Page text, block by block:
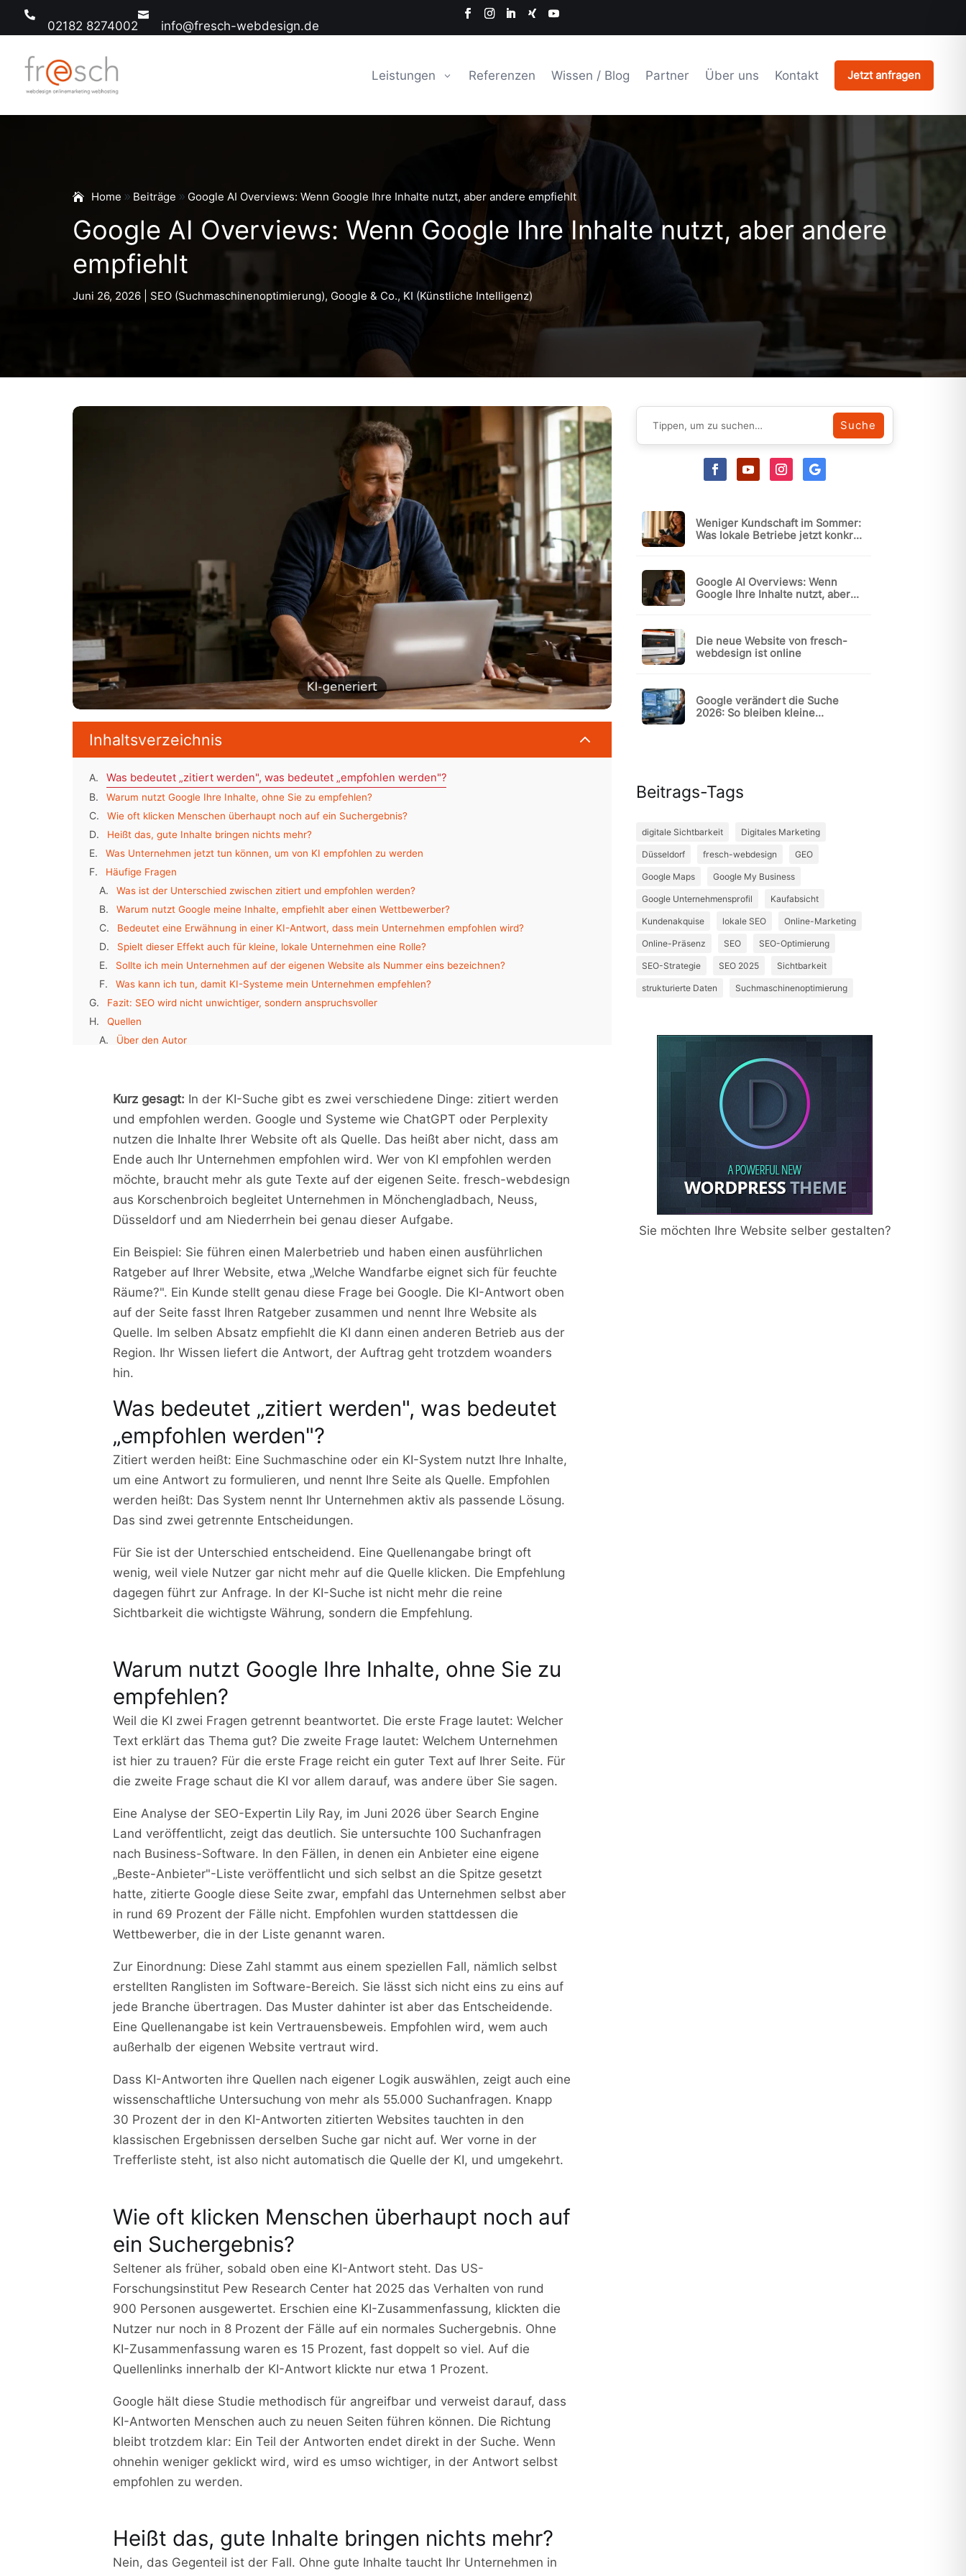

02182 8274002

info@fresch-webdesign.de
Leistungen Referenzen Wissen / Blog Partner Über uns Kontakt Jetzt anfragen
Home Beiträge Google AI Overviews: Wenn Google Ihre Inhalte nutzt, aber andere empfiehlt
Google AI Overviews: Wenn Google Ihre Inhalte nutzt, aber andere
empfiehlt
Juni 26, 2026| SEO (Suchmaschinenoptimierung), Google & Co., KI (Künstliche Intelligenz)
Inhaltsverzeichnis 2
Was bedeutet „zitiert werden", was bedeutet „empfohlen werden"?
Warum nutzt Google Ihre Inhalte, ohne Sie zu empfehlen?
Wie oft klicken Menschen überhaupt noch auf ein Suchergebnis?
Heißt das, gute Inhalte bringen nichts mehr?
Was Unternehmen jetzt tun können, um von KI empfohlen zu werden
Häufige Fragen
Was ist der Unterschied zwischen zitiert und empfohlen werden?
Warum nutzt Google meine Inhalte, empfiehlt aber einen Wettbewerber?
Bedeutet eine Erwähnung in einer KI-Antwort, dass mein Unternehmen empfohlen wird?
Spielt dieser Effekt auch für kleine, lokale Unternehmen eine Rolle?
Sollte ich mein Unternehmen auf der eigenen Website als Nummer eins bezeichnen?
Was kann ich tun, damit KI-Systeme mein Unternehmen empfehlen?
Fazit: SEO wird nicht unwichtiger, sondern anspruchsvoller
Quellen
Über den Autor
Zugehörige Blogbeiträge
Weniger Kundschaft im Sommer: Was lokale Betriebe jetzt konkret tun können
Die neue Website von fresch-webdesign ist online
Google verändert die Suche 2026: So bleiben kleine Unternehmen sichtbar
Kurz gesagt: In der KI-Suche gibt es zwei verschiedene Dinge: zitiert werden
und empfohlen werden. Google und Systeme wie ChatGPT oder Perplexity
nutzen die Inhalte Ihrer Website oft als Quelle. Das heißt aber nicht, dass am
Ende auch Ihr Unternehmen empfohlen wird. Wer von KI empfohlen werden
möchte, braucht mehr als gute Texte auf der eigenen Seite. fresch-webdesign
aus Korschenbroich begleitet Unternehmen in Mönchengladbach, Neuss,
Düsseldorf und am Niederrhein bei genau dieser Aufgabe.
Ein Beispiel: Sie führen einen Malerbetrieb und haben einen ausführlichen
Ratgeber auf Ihrer Website, etwa „Welche Wandfarbe eignet sich für feuchte
Räume?". Ein Kunde stellt genau diese Frage bei Google. Die KI-Antwort oben
auf der Seite fasst Ihren Ratgeber zusammen und nennt Ihre Website als
Quelle. Im selben Absatz empfiehlt die KI dann einen anderen Betrieb aus der
Region. Ihr Wissen liefert die Antwort, der Auftrag geht trotzdem woanders
hin.
Was bedeutet „zitiert werden", was bedeutet
„empfohlen werden"?
Zitiert werden heißt: Eine Suchmaschine oder ein KI-System nutzt Ihre Inhalte,
um eine Antwort zu formulieren, und nennt Ihre Seite als Quelle. Empfohlen
werden heißt: Das System nennt Ihr Unternehmen aktiv als passende Lösung.
Das sind zwei getrennte Entscheidungen.
Für Sie ist der Unterschied entscheidend. Eine Quellenangabe bringt oft
wenig, weil viele Nutzer gar nicht mehr auf die Quelle klicken. Die Empfehlung
dagegen führt zur Anfrage. In der KI-Suche ist nicht mehr die reine
Sichtbarkeit die wichtigste Währung, sondern die Empfehlung.
Warum nutzt Google Ihre Inhalte, ohne Sie zu
empfehlen?
Weil die KI zwei Fragen getrennt beantwortet. Die erste Frage lautet: Welcher
Text erklärt das Thema gut? Die zweite Frage lautet: Welchem Unternehmen
ist hier zu trauen? Für die erste Frage reicht ein guter Text auf Ihrer Seite. Für
die zweite Frage schaut die KI vor allem darauf, was andere über Sie sagen.
Eine Analyse der SEO-Expertin Lily Ray, im Juni 2026 über Search Engine
Land veröffentlicht, zeigt das deutlich. Sie untersuchte 100 Suchanfragen
nach Business-Software. In den Fällen, in denen ein Anbieter eine eigene
„Beste-Anbieter"-Liste veröffentlicht und sich selbst an die Spitze gesetzt
hatte, zitierte Google diese Seite zwar, empfahl das Unternehmen selbst aber
in rund 69 Prozent der Fälle nicht. Empfohlen wurden stattdessen die
Wettbewerber, die in der Liste genannt waren.
Zur Einordnung: Diese Zahl stammt aus einem speziellen Fall, nämlich selbst
erstellten Ranglisten im Software-Bereich. Sie lässt sich nicht eins zu eins auf
jede Branche übertragen. Das Muster dahinter ist aber das Entscheidende.
Eine Quellenangabe ist kein Vertrauensbeweis. Empfohlen wird, wem auch
außerhalb der eigenen Website vertraut wird.
Dass KI-Antworten ihre Quellen nach eigener Logik auswählen, zeigt auch eine
wissenschaftliche Untersuchung von mehr als 55.000 Suchanfragen. Knapp
30 Prozent der in den KI-Antworten zitierten Websites tauchten in den
klassischen Ergebnissen derselben Suche gar nicht auf. Wer vorne in der
Trefferliste steht, ist also nicht automatisch die Quelle der KI, und umgekehrt.
Wie oft klicken Menschen überhaupt noch auf
ein Suchergebnis?
Seltener als früher, sobald oben eine KI-Antwort steht. Das US-
Forschungsinstitut Pew Research Center hat 2025 das Verhalten von rund
900 Personen ausgewertet. Erschien eine KI-Zusammenfassung, klickten die
Nutzer nur noch in 8 Prozent der Fälle auf ein normales Suchergebnis. Ohne
KI-Zusammenfassung waren es 15 Prozent, fast doppelt so viel. Auf die
Quellenlinks innerhalb der KI-Antwort klickte nur etwa 1 Prozent.
Google hält diese Studie methodisch für angreifbar und verweist darauf, dass
KI-Antworten Menschen auch zu neuen Seiten führen können. Die Richtung
bleibt trotzdem klar: Ein Teil der Antworten endet direkt in der Suche. Wenn
ohnehin weniger geklickt wird, wird es umso wichtiger, in der Antwort selbst
empfohlen zu werden.
Heißt das, gute Inhalte bringen nichts mehr?
Nein, das Gegenteil ist der Fall. Ohne gute Inhalte taucht Ihr Unternehmen in
Weniger Kundschaft im Sommer:
Was lokale Betriebe jetzt konkret
Google AI Overviews: Wenn
Google Ihre Inhalte nutzt, aber
Die neue Website von fresch-
webdesign ist online
Google verändert die Suche
2026: So bleiben kleine
Beitrags-Tags
digitale Sichtbarkeit Digitales Marketing
Düsseldorf fresch-webdesign GEO
Google Maps Google My Business
Google Unternehmensprofil Kaufabsicht
Kundenakquise lokale SEO Online-Marketing
Online-Präsenz SEO SEO-Optimierung
SEO-Strategie SEO 2025 Sichtbarkeit
strukturierte Daten Suchmaschinenoptimierung
Sie möchten Ihre Website selber gestalten?